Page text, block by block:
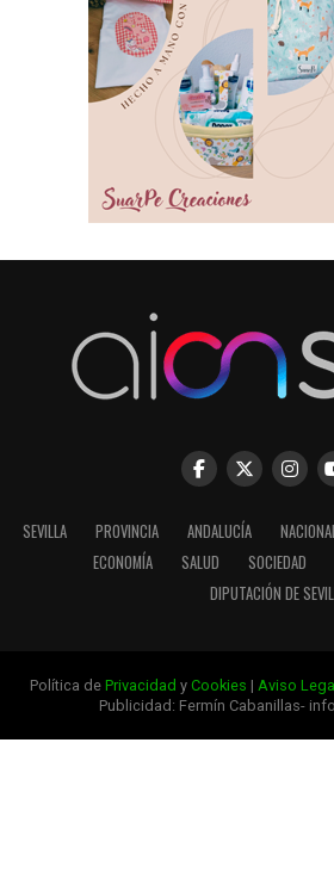
SEVILLA PROVINCIA ANDALUCÍA
ECONOMÍA
SALUD SOCIEDAD
DIPUTACIÓN DE
Política de Privacidad y Cookies | Aviso Legal
Publicidad: Fermín Cabanillas-